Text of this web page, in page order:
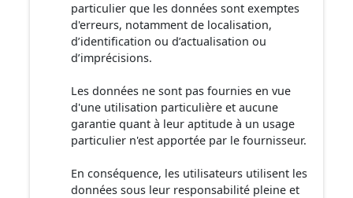
particulier que les données sont exemptes
d'erreurs, notamment de localisation,
d’identification ou d’actualisation ou
d’imprécisions.
Les données ne sont pas fournies en vue
d'une utilisation particulière et aucune
garantie quant à leur aptitude à un usage
particulier n'est apportée par le fournisseur.
En conséquence, les utilisateurs utilisent les
données sous leur responsabilité pleine et